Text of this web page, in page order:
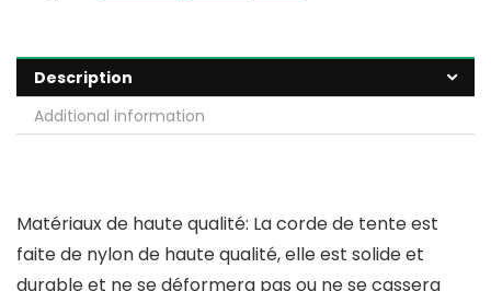
Description
Additional information
Matériaux de haute qualité: La corde de tente est
faite de nylon de haute qualité, elle est solide et
durable et ne se déformera pas ou ne se cassera